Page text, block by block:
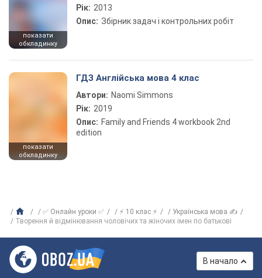
показати
обкладинку
Рік: 2013
Опис: Збірник задач і контрольних робіт
показати
обкладинку
ГДЗ Англійська мова 4 клас
Автори: Naomi Simmons
Рік: 2019
Опис: Family and Friends 4 workbook 2nd
edition
✅ Онлайн уроки ✅ ⚡ 10 клас ⚡
Українська мова ✍
Творення й відмінювання чоловічих та жіночих імен по батькові
В начало